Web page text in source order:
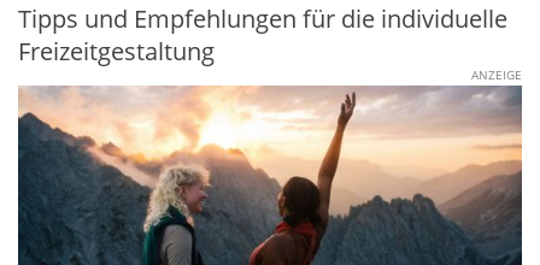
Tipps und Empfehlungen für die individuelle
Freizeitgestaltung
ANZEIGE